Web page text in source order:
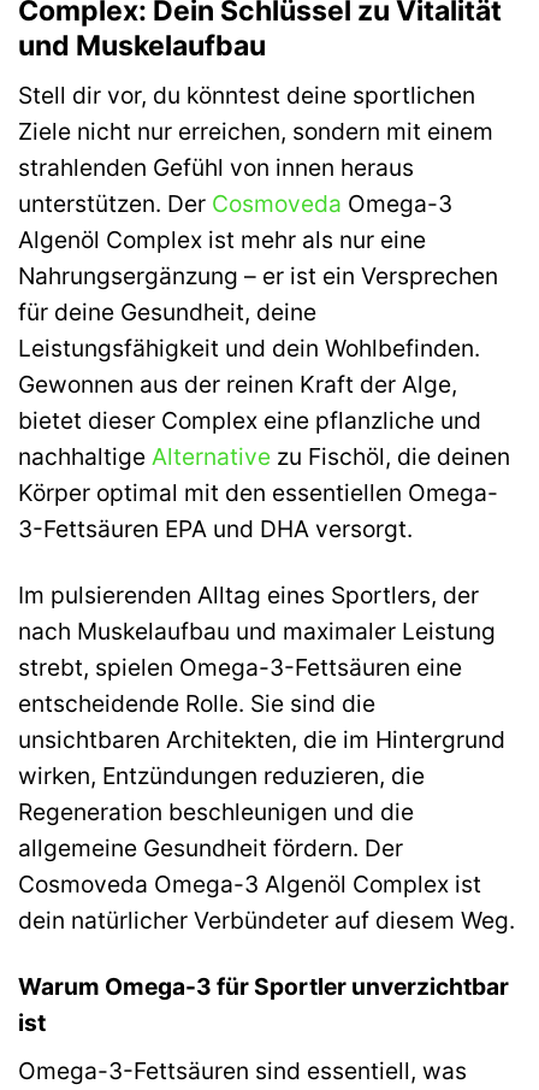
Complex: Dein Schlüssel zu Vitalität
und Muskelaufbau
Stell dir vor, du könntest deine sportlichen
Ziele nicht nur erreichen, sondern mit einem
strahlenden Gefühl von innen heraus
unterstützen. Der Cosmoveda Omega-3
Algenöl Complex ist mehr als nur eine
Nahrungsergänzung – er ist ein Versprechen
für deine Gesundheit, deine
Leistungsfähigkeit und dein Wohlbefinden.
Gewonnen aus der reinen Kraft der Alge,
bietet dieser Complex eine pflanzliche und
nachhaltige Alternative zu Fischöl, die deinen
Körper optimal mit den essentiellen Omega-
3-Fettsäuren EPA und DHA versorgt.
Im pulsierenden Alltag eines Sportlers, der
nach Muskelaufbau und maximaler Leistung
strebt, spielen Omega-3-Fettsäuren eine
entscheidende Rolle. Sie sind die
unsichtbaren Architekten, die im Hintergrund
wirken, Entzündungen reduzieren, die
Regeneration beschleunigen und die
allgemeine Gesundheit fördern. Der
Cosmoveda Omega-3 Algenöl Complex ist
dein natürlicher Verbündeter auf diesem Weg.
Warum Omega-3 für Sportler unverzichtbar
ist
Omega-3-Fettsäuren sind essentiell, was